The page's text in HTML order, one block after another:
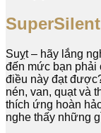
SuperSilent
Suỵt – hãy lắng
đến mức bạn phải
điều này đạt
nén, van, quạt và
thích ứng hoàn
nghe thấy những